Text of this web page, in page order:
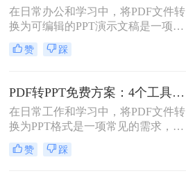
在日常办公和学习中，将PDF文件转
换为可编辑的PPT演示文稿是一项高
频需求。无论是需要修改过时的课
件、提取报告中的数据制作新方案，
速且免费地完成格式转换都能极大提
升工作效率。那么如何免费把pdf转成
PPT呢？
赞 踩
PDF转PPT免费方案：4个工具的文件限制和输出质量对比！
在日常工作和学习中，将PDF文件转
换为PPT格式是一项常见的需求，以
便更好地进行演示和分享。虽然市面
上有许多专业的转换软件和服务，但
赞 踩